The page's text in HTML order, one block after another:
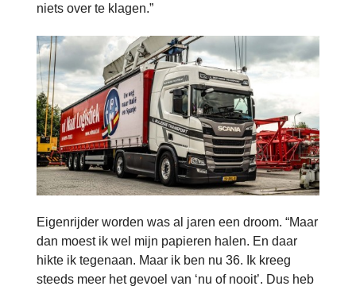
niets over te klagen.”
Eigenrijder worden was al jaren een droom. “Maar
dan moest ik wel mijn papieren halen. En daar
hikte ik tegenaan. Maar ik ben nu 36. Ik kreeg
steeds meer het gevoel van ‘nu of nooit’. Dus heb